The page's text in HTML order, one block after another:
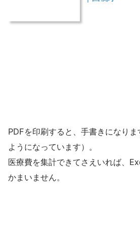
PDFを印刷すると、手書きになり
ようになっています）。
医療費を集計できてさえいれば、
かまいません。